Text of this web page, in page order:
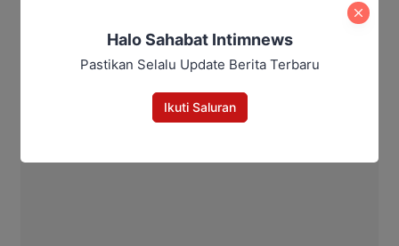
Halo Sahabat Intimnews
Pastikan Selalu Update Berita Terbaru
Ikuti Saluran